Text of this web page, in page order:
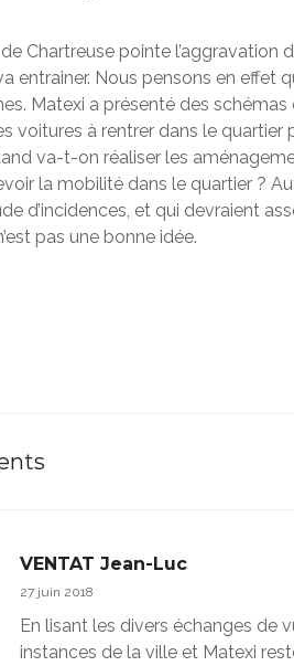
de Chartreuse pointe
entrainer. Nous pensons en effet
Matexi a présenté des
voitures à rentrer dans le quartier
va-t-on réaliser les
la mobilité dans le quartier ?
d’incidences, et qui devraient
pas une bonne idée.
VENTAT Jean-Luc
27 juin 2018
En lisant les divers échanges de
instances de la ville et Matexi